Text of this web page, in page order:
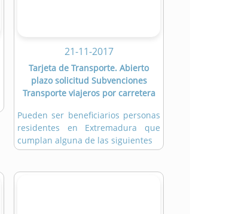
21-11-2017
Tarjeta de Transporte. Abierto
plazo solicitud Subvenciones
Transporte viajeros por carretera
Pueden ser beneficiarios personas
residentes en Extremadura que
cumplan alguna de las siguientes